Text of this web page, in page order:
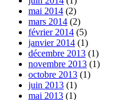
mai 2014 (2)
mars 2014 (2)
février 2014 (5)
janvier 2014 (1)
décembre 2013 (1)
novembre 2013 (1)
octobre 2013 (1)
juin 2013 (1)
mai 2013 (1)